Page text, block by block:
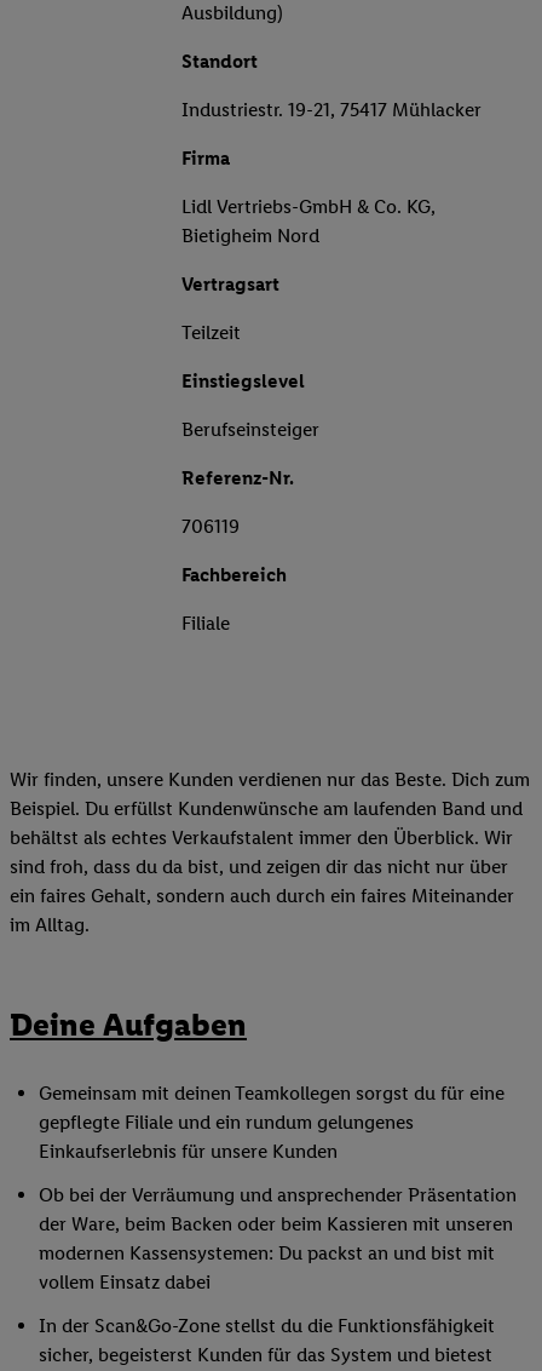
Ausbildung)
Standort
Industriestr. 19-21, 75417 Mühlacker
Firma
Lidl Vertriebs-GmbH & Co. KG,
Bietigheim Nord
Vertragsart
Teilzeit
Einstiegslevel
Berufseinsteiger
Referenz-Nr.
706119
Fachbereich
Filiale
Wir finden, unsere Kunden verdienen nur das Beste. Dich zum
Beispiel. Du erfüllst Kundenwünsche am laufenden Band und
behältst als echtes Verkaufstalent immer den Überblick. Wir
sind froh, dass du da bist, und zeigen dir das nicht nur über
ein faires Gehalt, sondern auch durch ein faires Miteinander
im Alltag.
Deine Aufgaben
Gemeinsam mit deinen Teamkollegen sorgst du für eine
gepflegte Filiale und ein rundum gelungenes
Einkaufserlebnis für unsere Kunden
Ob bei der Verräumung und ansprechender Präsentation
der Ware, beim Backen oder beim Kassieren mit unseren
modernen Kassensystemen: Du packst an und bist mit
vollem Einsatz dabei
In der Scan&Go-Zone stellst du die Funktionsfähigkeit
sicher, begeisterst Kunden für das System und bietest